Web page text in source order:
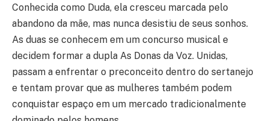
Conhecida como Duda, ela cresceu marcada pelo
abandono da mãe, mas nunca desistiu de seus sonhos.
As duas se conhecem em um concurso musical e
decidem formar a dupla As Donas da Voz. Unidas,
passam a enfrentar o preconceito dentro do sertanejo
e tentam provar que as mulheres também podem
conquistar espaço em um mercado tradicionalmente